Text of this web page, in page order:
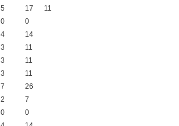
5 17
11
0
0
4
14
3
11
3
11
3
11
7
26
2
7
0
0